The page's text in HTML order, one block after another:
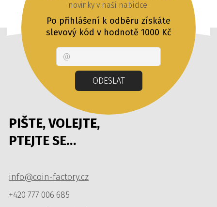
PIŠTE, VOLEJTE,
PTEJTE SE…
info@coin-factory.cz
+420 777 006 685
novinky v naší nabídce.
Po přihlášení k odběru získáte
slevový kód v hodnotě 1000 Kč
ODESLAT